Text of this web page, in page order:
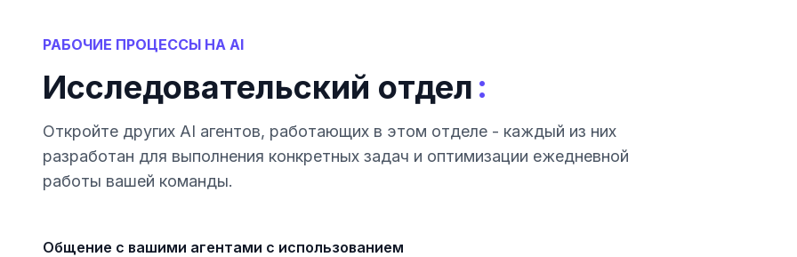
РАБОЧИЕ ПРОЦЕССЫ НА AI
Исследовательский отдел :
Откройте других AI агентов, работающих в этом отделе - каждый из них
разработан для выполнения конкретных задач и оптимизации ежедневной
работы вашей команды.
Общение с вашими агентами с использованием